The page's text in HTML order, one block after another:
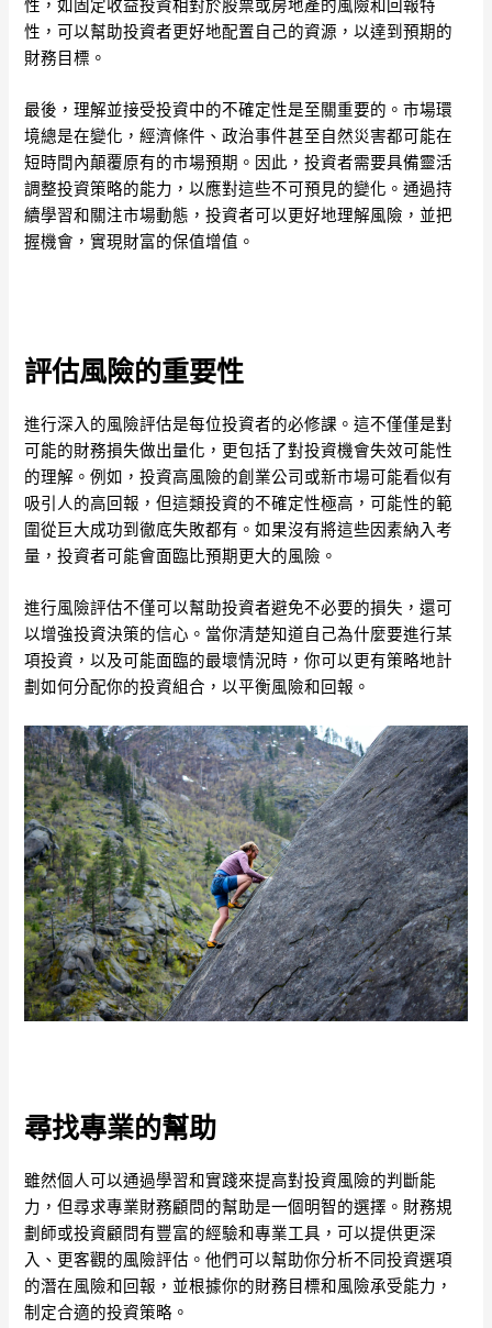
性，如固定收益投資相對於股票或房地產的風險和回報特
性，可以幫助投資者更好地配置自己的資源，以達到預期的
財務目標。
最後，理解並接受投資中的不確定性是至關重要的。市場環
境總是在變化，經濟條件、政治事件甚至自然災害都可能在
短時間內顛覆原有的市場預期。因此，投資者需要具備靈活
調整投資策略的能力，以應對這些不可預見的變化。通過持
續學習和關注市場動態，投資者可以更好地理解風險，並把
握機會，實現財富的保值增值。
評估風險的重要性
進行深入的風險評估是每位投資者的必修課。這不僅僅是對
可能的財務損失做出量化，更包括了對投資機會失效可能性
的理解。例如，投資高風險的創業公司或新市場可能看似有
吸引人的高回報，但這類投資的不確定性極高，可能性的範
圍從巨大成功到徹底失敗都有。如果沒有將這些因素納入考
量，投資者可能會面臨比預期更大的風險。
進行風險評估不僅可以幫助投資者避免不必要的損失，還可
以增強投資決策的信心。當你清楚知道自己為什麼要進行某
項投資，以及可能面臨的最壞情況時，你可以更有策略地計
劃如何分配你的投資組合，以平衡風險和回報。
尋找專業的幫助
雖然個人可以通過學習和實踐來提高對投資風險的判斷能
力，但尋求專業財務顧問的幫助是一個明智的選擇。財務規
劃師或投資顧問有豐富的經驗和專業工具，可以提供更深
入、更客觀的風險評估。他們可以幫助你分析不同投資選項
的潛在風險和回報，並根據你的財務目標和風險承受能力，
制定合適的投資策略。